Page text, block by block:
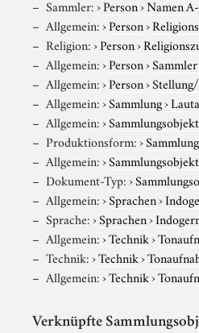
Sammler:›Person›Namen
Allgemein:›Person›
Religion:›Person›
Allgemein:›Person›Sammler
Allgemein:›Person›
Allgemein:›Sammlung›
Allgemein:›Sammlungsobjekt
Produktionsform:›
Allgemein:›Sammlungsobjekt
Dokument-Typ:›
Allgemein:›Sprachen›
Sprache:›Sprachen›
Allgemein:›Technik›
Technik:›Technik›
Allgemein:›Technik›
Verknüpfte